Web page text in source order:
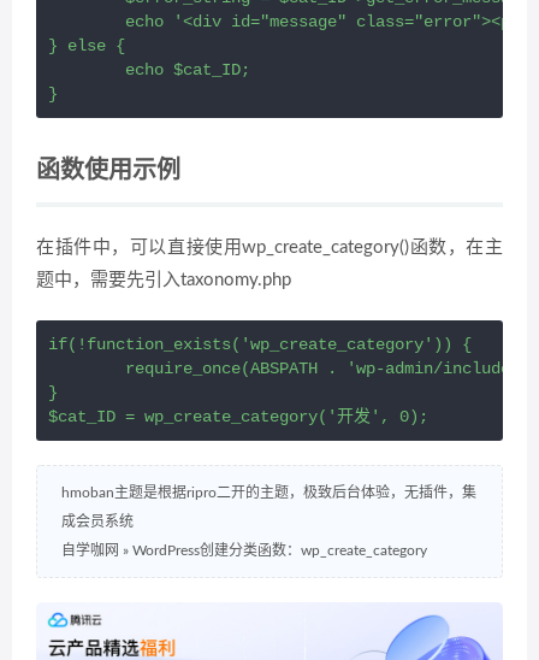
} else {
}
函数使用示例
在插件中，可以直接使用wp_create_category()函数，在主
题中，需要先引入taxonomy.php
if(!function_exists('wp_create_category')) {
}
$cat_ID = wp_create_category('开发', 0);
hmoban主题是根据ripro二开的主题，极致后台体验，无插件，集
成会员系统
自学咖网 » WordPress创建分类函数：wp_create_category